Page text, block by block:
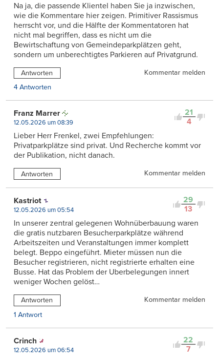
Na ja, die passende Klientel haben Sie ja inzwischen,
wie die Kommentare hier zeigen. Primitiver Rassismus
herrscht vor, und die Hälfte der Kommentatoren hat
nicht mal begriffen, dass es nicht um die
Bewirtschaftung von Gemeindeparkplätzen geht,
sondern um unberechtigtes Parkieren auf Privatgrund.
Antworten
Kommentar melden
4 Antworten
21
4
Franz Marrer
12.05.2026 um 08:39
Lieber Herr Frenkel, zwei Empfehlungen:
Privatparkplätze sind privat. Und Recherche kommt vor
der Publikation, nicht danach.
Antworten Kommentar melden
29
13
Kastriot
12.05.2026 um 05:54
In unserer zentral gelegenen Wohnüberbauung waren
die gratis nutzbaren Besucherparkplätze während
Arbeitszeiten und Veranstaltungen immer komplett
belegt. Beppo eingeführt. Mieter müssen nun die
Besucher registrieren, nicht registrierte erhalten eine
Busse. Hat das Problem der Uberbelegungen innert
weniger Wochen gelöst…
Antworten
Kommentar melden
1 Antwort
22
7
Crinch
12.05.2026 um 06:54